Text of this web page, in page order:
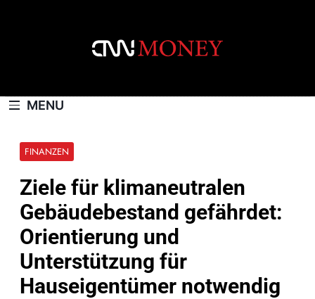
MENU
FINANZEN
Ziele für klimaneutralen
Gebäudebestand gefährdet:
Orientierung und
Unterstützung für
Hauseigentümer notwendig